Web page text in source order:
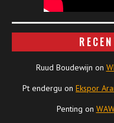
Ruud Boudewijn on
Pt endergu on Ekspor
Penting on